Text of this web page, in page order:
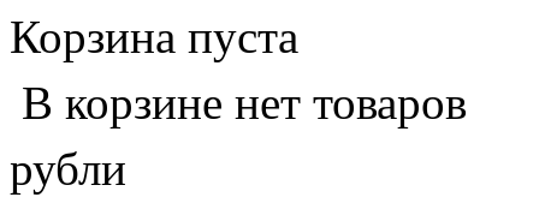
Корзина пуста
В корзине нет товаров
рубли